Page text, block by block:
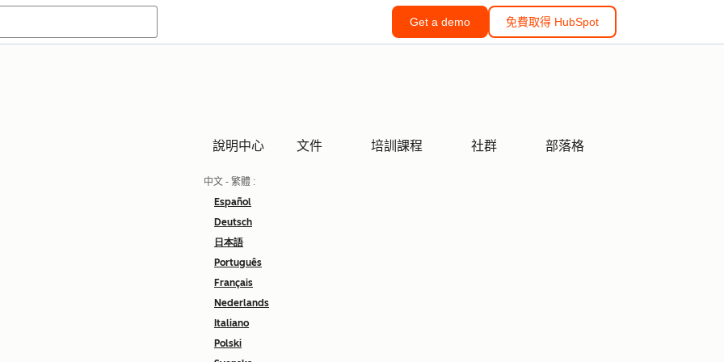
Get a demo 免費取得 HubSpot
說明中心 文件 培訓課程 社群 部落格
中文 - 繁體 :
Español
Deutsch
日本語
Português
Français
Nederlands
Italiano
Polski